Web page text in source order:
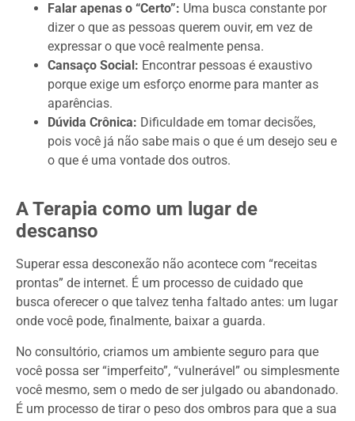
Falar apenas o “Certo”: Uma busca constante por
dizer o que as pessoas querem ouvir, em vez de
expressar o que você realmente pensa.
Cansaço Social: Encontrar pessoas é exaustivo
porque exige um esforço enorme para manter as
aparências.
Dúvida Crônica: Dificuldade em tomar decisões,
pois você já não sabe mais o que é um desejo seu e
o que é uma vontade dos outros.
A Terapia como um lugar de
descanso
Superar essa desconexão não acontece com “receitas
prontas” de internet. É um processo de cuidado que
busca oferecer o que talvez tenha faltado antes: um lugar
onde você pode, finalmente, baixar a guarda.
No consultório, criamos um ambiente seguro para que
você possa ser “imperfeito”, “vulnerável” ou simplesmente
você mesmo, sem o medo de ser julgado ou abandonado.
É um processo de tirar o peso dos ombros para que a sua